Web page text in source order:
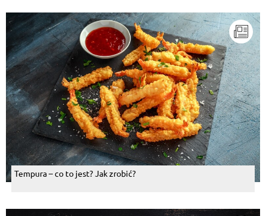
Tempura – co to jest? Jak zrobić?